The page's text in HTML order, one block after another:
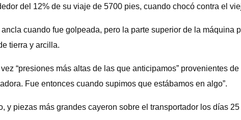
del 12% de su viaje de 5700 pies, cuando chocó contra el
cuando fue golpeada, pero la parte superior de la
tierra y arcilla.
“presiones más altas de las que anticipamos” provenientes
Fue entonces cuando supimos que estábamos en algo”.
piezas más grandes cayeron sobre el transportador los días